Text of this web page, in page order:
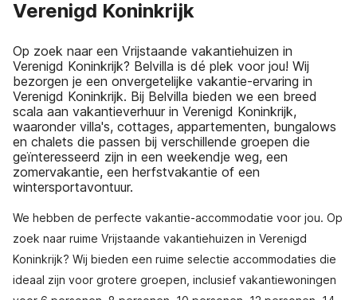
Verenigd Koninkrijk
Op zoek naar een Vrijstaande vakantiehuizen in
Verenigd Koninkrijk? Belvilla is dé plek voor jou! Wij
bezorgen je een onvergetelijke vakantie-ervaring in
Verenigd Koninkrijk. Bij Belvilla bieden we een breed
scala aan vakantieverhuur in Verenigd Koninkrijk,
waaronder villa's, cottages, appartementen, bungalows
en chalets die passen bij verschillende groepen die
geïnteresseerd zijn in een weekendje weg, een
zomervakantie, een herfstvakantie of een
wintersportavontuur.
We hebben de perfecte vakantie-accommodatie voor jou. Op
zoek naar ruime Vrijstaande vakantiehuizen in Verenigd
Koninkrijk? Wij bieden een ruime selectie accommodaties die
ideaal zijn voor grotere groepen, inclusief vakantiewoningen